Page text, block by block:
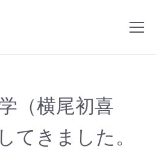
（横尾初喜
てきました。